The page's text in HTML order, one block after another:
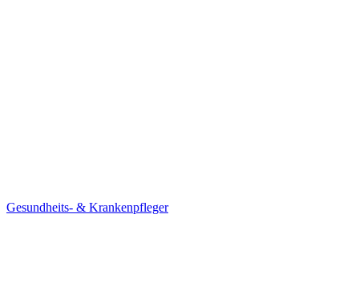
Gesundheits- & Krankenpfleger